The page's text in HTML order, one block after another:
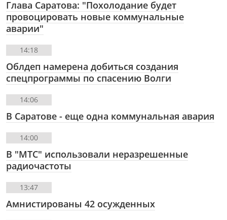
Глава Саратова: "Похолодание будет
провоцировать новые коммунальные
аварии"
14:18
Облдеп намерена добиться создания
спецпрограммы по спасению Волги
14:06
В Саратове - еще одна коммунальная авария
14:00
В "МТС" использовали неразрешенные
радиочастоты
13:47
Амнистированы 42 осужденных